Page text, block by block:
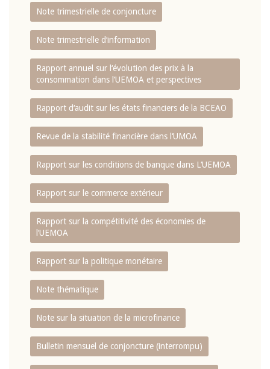
Note trimestrielle de conjoncture
Note trimestrielle d‘information
Rapport annuel sur l‘évolution des prix à la
consommation dans l‘UEMOA et perspectives
Rapport d‘audit sur les états financiers de la BCEAO
Revue de la stabilité financière dans l‘UMOA
Rapport sur les conditions de banque dans L‘UEMOA
Rapport sur le commerce extérieur
Rapport sur la compétitivité des économies de
l‘UEMOA
Rapport sur la politique monétaire
Note thématique
Note sur la situation de la microfinance
Bulletin mensuel de conjoncture (interrompu)